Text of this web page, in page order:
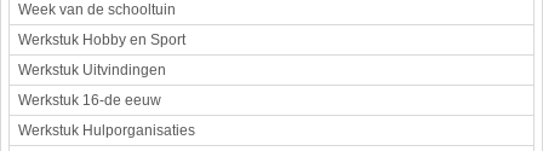
Week van de schooltuin
Werkstuk Hobby en Sport
Werkstuk Uitvindingen
Werkstuk 16-de eeuw
Werkstuk Hulporganisaties